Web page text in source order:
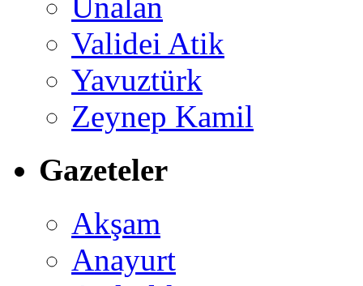
Validei Atik
Yavuztürk
Zeynep Kamil
Gazeteler
Akşam
Anayurt